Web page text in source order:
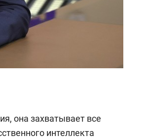
она захватывает все
интеллекта